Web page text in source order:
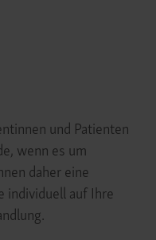
und Patienten
wenn es um
daher eine
individuell auf Ihre